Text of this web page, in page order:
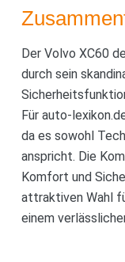
Der Volvo XC60
durch sein
Für auto-
da es sowohl
anspricht. Die
Komfort und
attraktiven Wahl
einem